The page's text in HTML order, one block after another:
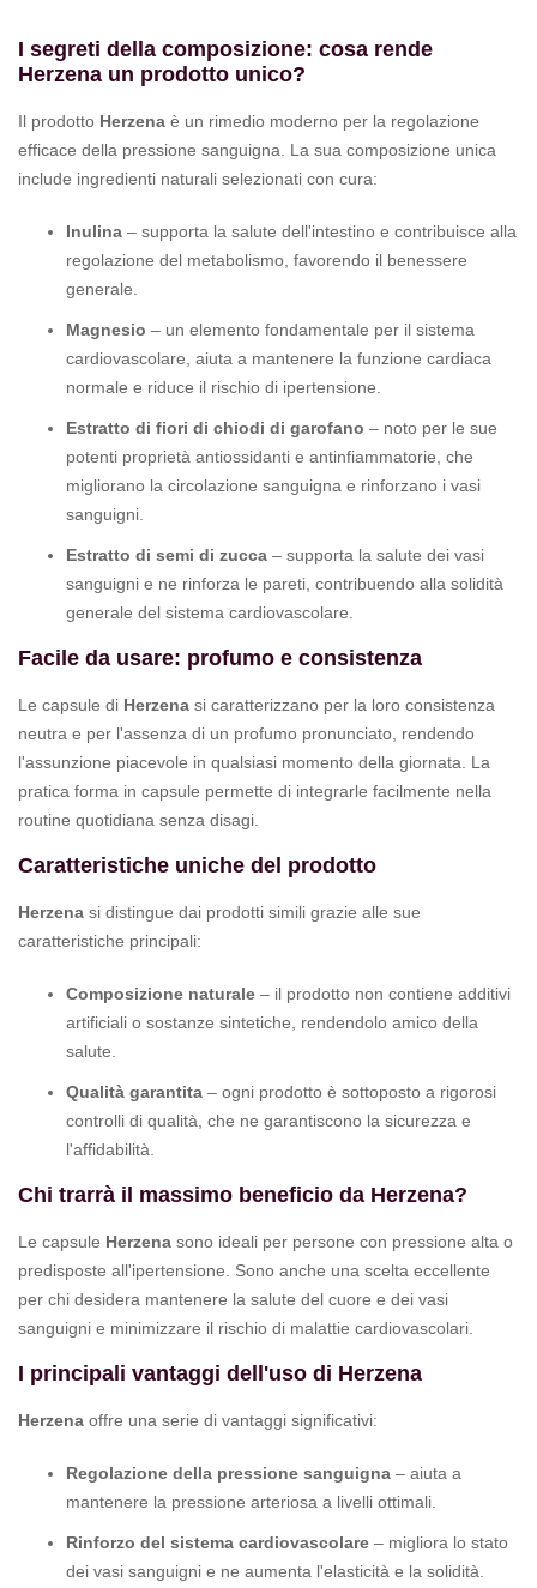
I segreti della composizione: cosa rende
Herzena un prodotto unico?
Il prodotto Herzena è un rimedio moderno per la regolazione
efficace della pressione sanguigna. La sua composizione unica
include ingredienti naturali selezionati con cura:
Inulina – supporta la salute dell'intestino e contribuisce alla
regolazione del metabolismo, favorendo il benessere
generale.
Magnesio – un elemento fondamentale per il sistema
cardiovascolare, aiuta a mantenere la funzione cardiaca
normale e riduce il rischio di ipertensione.
Estratto di fiori di chiodi di garofano – noto per le sue
potenti proprietà antiossidanti e antinfiammatorie, che
migliorano la circolazione sanguigna e rinforzano i vasi
sanguigni.
Estratto di semi di zucca – supporta la salute dei vasi
sanguigni e ne rinforza le pareti, contribuendo alla solidità
generale del sistema cardiovascolare.
Facile da usare: profumo e consistenza
Le capsule di Herzena si caratterizzano per la loro consistenza
neutra e per l'assenza di un profumo pronunciato, rendendo
l'assunzione piacevole in qualsiasi momento della giornata. La
pratica forma in capsule permette di integrarle facilmente nella
routine quotidiana senza disagi.
Caratteristiche uniche del prodotto
Herzena si distingue dai prodotti simili grazie alle sue
caratteristiche principali:
Composizione naturale – il prodotto non contiene additivi
artificiali o sostanze sintetiche, rendendolo amico della
salute.
Qualità garantita – ogni prodotto è sottoposto a rigorosi
controlli di qualità, che ne garantiscono la sicurezza e
l'affidabilità.
Chi trarrà il massimo beneficio da Herzena?
Le capsule Herzena sono ideali per persone con pressione alta o
predisposte all'ipertensione. Sono anche una scelta eccellente
per chi desidera mantenere la salute del cuore e dei vasi
sanguigni e minimizzare il rischio di malattie cardiovascolari.
I principali vantaggi dell'uso di Herzena
Herzena offre una serie di vantaggi significativi:
Regolazione della pressione sanguigna – aiuta a
mantenere la pressione arteriosa a livelli ottimali.
Rinforzo del sistema cardiovascolare – migliora lo stato
dei vasi sanguigni e ne aumenta l'elasticità e la solidità.